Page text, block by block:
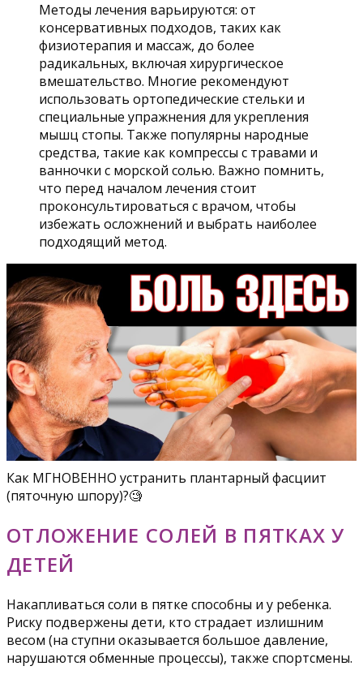
Методы лечения варьируются: от
консервативных подходов, таких как
физиотерапия и массаж, до более
радикальных, включая хирургическое
вмешательство. Многие рекомендуют
использовать ортопедические стельки и
специальные упражнения для укрепления
мышц стопы. Также популярны народные
средства, такие как компрессы с травами и
ванночки с морской солью. Важно помнить,
что перед началом лечения стоит
проконсультироваться с врачом, чтобы
избежать осложнений и выбрать наиболее
подходящий метод.
Как МГНОВЕННО устранить плантарный фасциит
(пяточную шпору)?🧐
ОТЛОЖЕНИЕ СОЛЕЙ В ПЯТКАХ У
ДЕТЕЙ
Накапливаться соли в пятке способны и у ребенка.
Риску подвержены дети, кто страдает излишним
весом (на ступни оказывается большое давление,
нарушаются обменные процессы), также спортсмены.